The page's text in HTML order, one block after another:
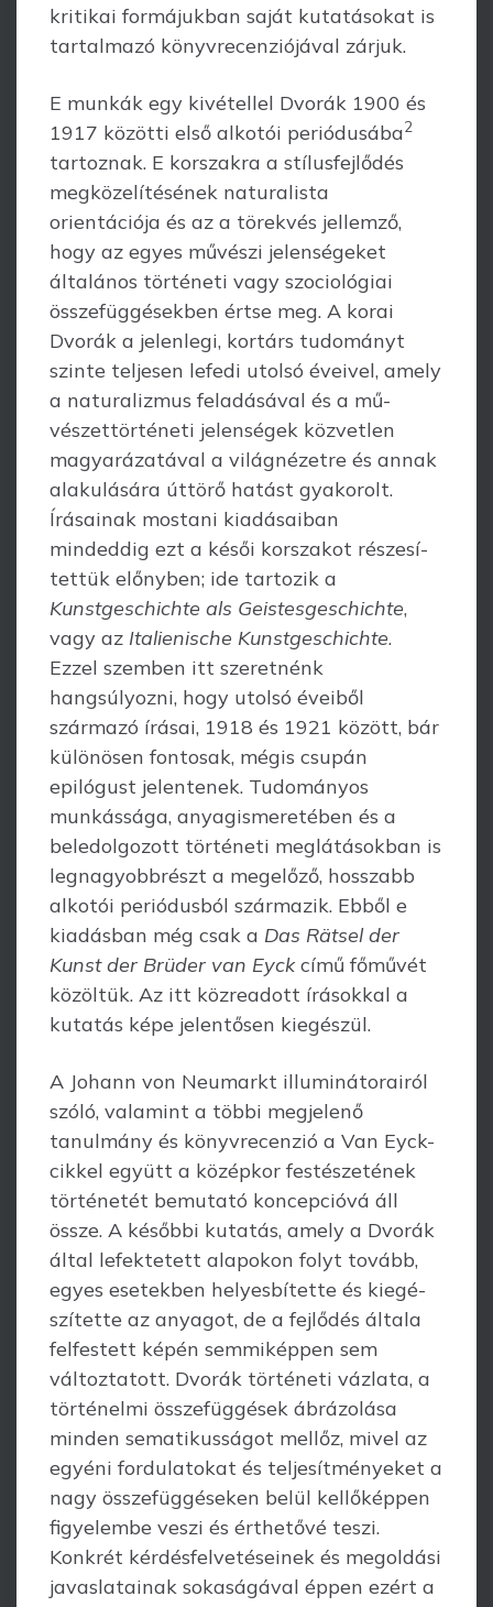
kritikai formájukban saját kutatásokat is
tartalmazó könyvrecenziójával zárjuk.
E munkák egy kivétellel Dvorák 1900 és
1917 közötti első alkotói periódusába2
tartoznak. E korszakra a stílusfejlődés
megközelítésének naturalista
orientációja és az a törekvés jellemző,
hogy az egyes művészi jelenségeket
általános történeti vagy szoci­ológiai
összefüggésekben értse meg. A korai
Dvorák a jelenlegi, kortárs tudo­mányt
szinte teljesen lefedi utolsó éveivel, amely
a naturalizmus feladásával és a mű­
vészettör­téneti jelenségek közvetlen
magyarázatával a világnézetre és annak
ala­ku­lá­sára úttörő hatást gyakorolt.
Írásainak mostani kiadásaiban
mindeddig ezt a ké­sői kor­szakot részesí­
tet­tük előnyben; ide tartozik a
Kunstgeschichte als Geistes­geschichte,
vagy az Italienische Kunstgeschichte.
Ezzel szemben itt szeretnénk
hangsúlyozni, hogy utolsó éveiből
származó írásai, 1918 és 1921 között, bár
külö­nösen fontosak, mégis csupán
epilógust jelentenek. Tudományos
munkássága, anyag­ismeretében és a
beledol­gozott történeti meglátásokban is
legnagyobbrészt a megelőző, hosszabb
alkotói perió­dusból származik. Ebből e
kiadásban még csak a Das Rätsel der
Kunst der Brüder van Eyckcímű főművét
közöltük. Az itt közreadott írásokkal a
kutatás képe jelentősen kiegészül.
A Johann von Neumarkt illuminátorairól
szóló, valamint a többi megjelenő
tanulmány és könyvrecenzió a Van Eyck-
cikkel együtt a középkor festészetének
történetét bemutató koncepcióvá áll
össze. A későbbi kutatás, amely a Dvorák
által lefektetett alapokon folyt tovább,
egyes esetekben helyesbítette és ki­e­gé­
szítette az anyagot, de a fejlődés általa
felfestett képén semmiképpen sem
változ­tatott. Dvorák történeti vázlata, a
történelmi összefüggések ábrázolása
min­den sematikusságot mel­lőz, mivel az
egyéni fordulatokat és teljesítményeket a
nagy összefüggéseken belül kel­lőképpen
figyelembe veszi és érthetővé teszi.
Konkrét kérdésfelvetéseinek és megol­­dási
javaslatainak sokaságával éppen ezért a